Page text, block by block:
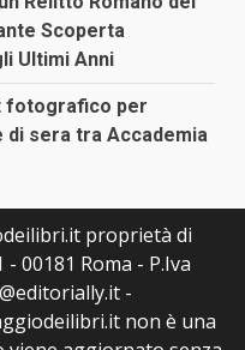
Scoperta
Ultimi Anni
fotografico per
di sera tra Accademia
proprietà di
00181 Roma - P.Iva
-
non è una